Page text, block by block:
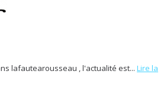
lafautearousseau , l'actualité est... Lire la